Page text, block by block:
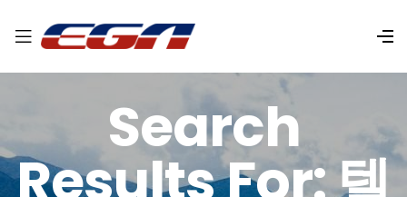
Search
Results For: 텔